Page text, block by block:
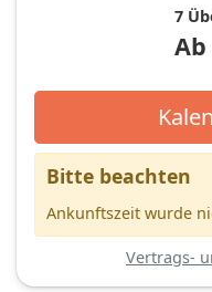
7
Ab
Bitte beachten
Ankunftszeit wurde
Vertrags-